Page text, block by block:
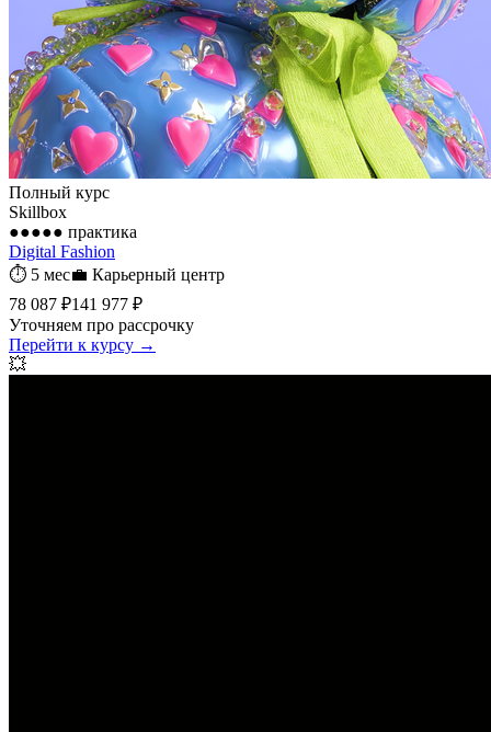
Полный курс
Skillbox
●●●●● практика
Digital Fashion
⏱ 5 мес💼 Карьерный центр
78 087 ₽141 977 ₽
Уточняем про рассрочку
Перейти к курсу →
💥